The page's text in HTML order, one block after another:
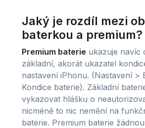
Jaký je rozdíl mezi
baterkou a premium?
Premium baterie ukazuje navíc
základní, akorát ukazatel
nastavení iPhonu. (Nastavení >
Kondice baterie). Základní
vykazovat hlášku o
nicméně to nic nemění na
baterie. Premium baterie